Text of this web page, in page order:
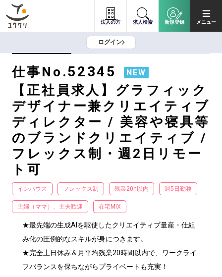
法人の方 求人検索 新規登録 メニュー
ログイン
仕事No.52345 NEW
【正社員求人】グラフィック
デザイナー兼クリエイティブ
ディレクター / 美容や寝具等
のブランドクリエイティブ /
フレックス制・週2日リモー
ト可
インハウス フレックス制 残業20h以内 週5日勤務
主婦（ママ）、主夫歓迎 在宅MIX
★最先端の生成AIを駆使したクリエイティブ量産・仕組
み化の圧倒的なスキルが身につきます。
★完全土日休み＆月平均残業20時間以内で、ワークライ
フバランスを保ちながらプライベートも充実！